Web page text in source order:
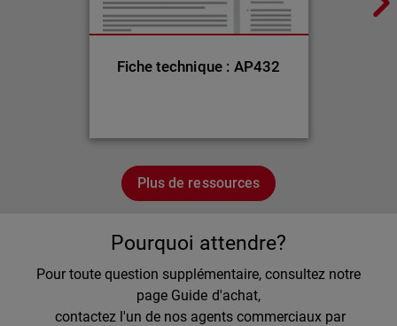
Fiche technique : AP432
Plus de ressources
Pourquoi attendre?
Pour toute question supplémentaire, consultez notre
page Guide d'achat,
contactez l'un de nos agents commerciaux par